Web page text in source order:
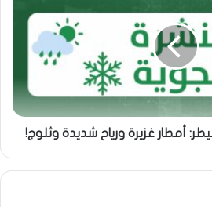
أمطار غزيرة ورياح شديدة وثلوج!